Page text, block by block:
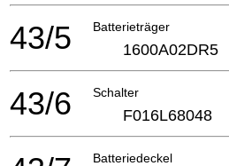
Batterieträger
43/5 1600A02DR5
Schalter
43/6 F016L68048
Batteriedeckel